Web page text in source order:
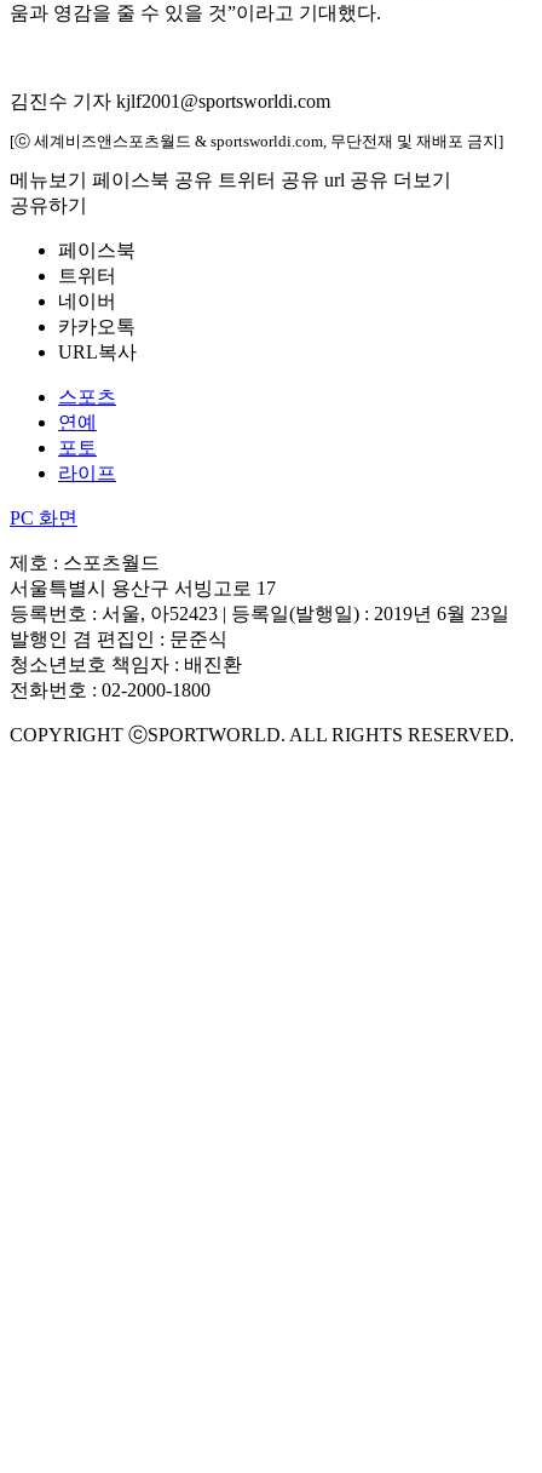
움과 영감을 줄 수 있을 것”이라고 기대했다.
김진수 기자 kjlf2001@sportsworldi.com
[ⓒ 세계비즈앤스포츠월드 & sportsworldi.com, 무단전재 및 재배포 금지]
메뉴보기 페이스북 공유 트위터 공유 url 공유 더보기
공유하기
페이스북
트위터
네이버
카카오톡
URL복사
스포츠
연예
포토
라이프
PC 화면
제호 : 스포츠월드
서울특별시 용산구 서빙고로 17
등록번호 : 서울, 아52423 | 등록일(발행일) : 2019년 6월 23일
발행인 겸 편집인 : 문준식
청소년보호 책임자 : 배진환
전화번호 : 02-2000-1800
COPYRIGHT ⓒSPORTWORLD. ALL RIGHTS RESERVED.